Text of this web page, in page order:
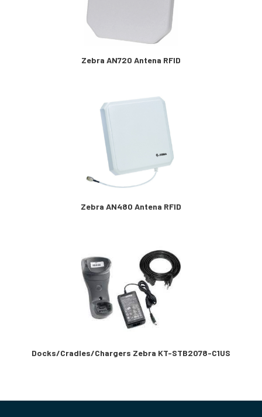
Zebra AN720 Antena RFID
Zebra AN480 Antena RFID
Docks/Cradles/Chargers Zebra KT-STB2078-C1US